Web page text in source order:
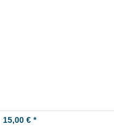
15,00 € *